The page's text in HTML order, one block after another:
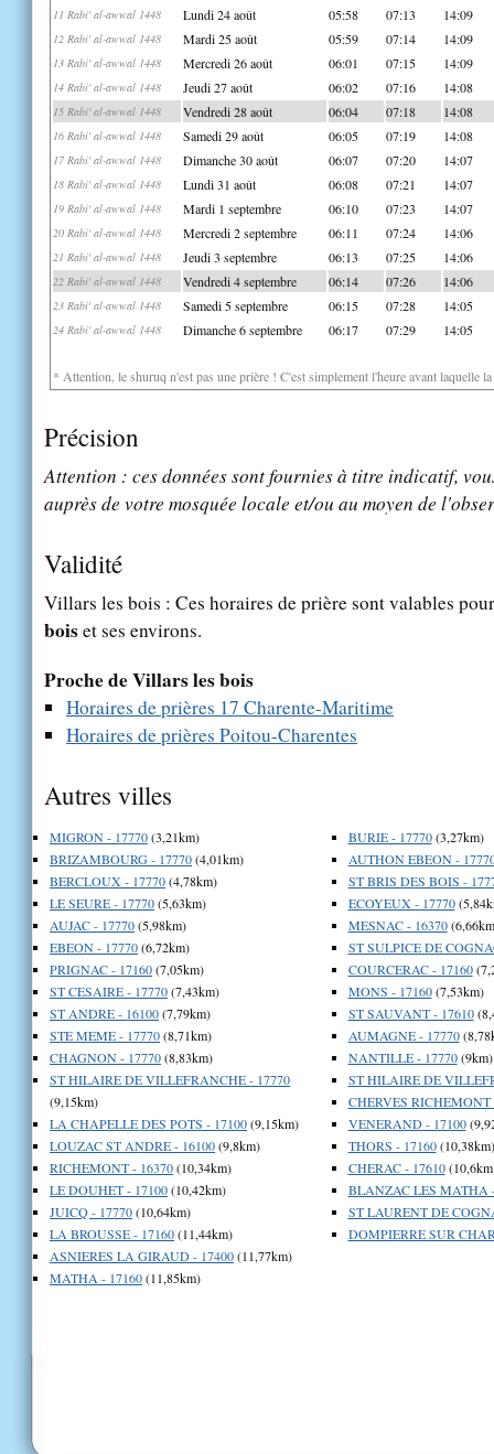
11 Rabi' al-awwal 1448 Lundi 24 août 05:58 07:13 14:09
12 Rabi' al-awwal 1448 Mardi 25 août 05:59 07:14 14:09
13 Rabi' al-awwal 1448 Mercredi 26 août 06:01 07:15 14:09
14 Rabi' al-awwal 1448 Jeudi 27 août 06:02 07:16 14:08
15 Rabi' al-awwal 1448 Vendredi 28 août 06:04 07:18 14:08
16 Rabi' al-awwal 1448 Samedi 29 août 06:05 07:19 14:08
17 Rabi' al-awwal 1448 Dimanche 30 août 06:07 07:20 14:07
18 Rabi' al-awwal 1448 Lundi 31 août 06:08 07:21 14:07
19 Rabi' al-awwal 1448 Mardi 1 septembre 06:10 07:23 14:07
20 Rabi' al-awwal 1448 Mercredi 2 septembre 06:11 07:24 14:06
21 Rabi' al-awwal 1448 Jeudi 3 septembre 06:13 07:25 14:06
22 Rabi' al-awwal 1448 Vendredi 4 septembre 06:14 07:26 14:06
23 Rabi' al-awwal 1448 Samedi 5 septembre 06:15 07:28 14:05
24 Rabi' al-awwal 1448 Dimanche 6 septembre 06:17 07:29 14:05
* Attention, le shuruq n'est pas une prière ! C'est simplement l'heure avant laquelle
Précision
Attention : ces données sont fournies à titre indicatif,
auprès de votre mosquée locale et/ou au moyen de
Validité
Villars les bois : Ces horaires de prière sont valables
boiset ses environs.
Proche de Villars les bois
Horaires de prières 17 Charente-Maritime
Horaires de prières Poitou-Charentes
Autres villes
MIGRON - 17770(3,21km)
BRIZAMBOURG - 17770(4,01km)
BERCLOUX - 17770(4,78km)
LE SEURE - 17770(5,63km)
AUJAC - 17770(5,98km)
EBEON - 17770(6,72km)
PRIGNAC - 17160(7,05km)
ST CESAIRE - 17770(7,43km)
ST ANDRE - 16100(7,79km)
STE MEME - 17770(8,71km)
CHAGNON - 17770(8,83km)
ST HILAIRE DE VILLEFRANCHE - 17770
(9,15km)
LA CHAPELLE DES POTS - 17100(9,15km)
LOUZAC ST ANDRE - 16100(9,8km)
RICHEMONT - 16370(10,34km)
LE DOUHET - 17100(10,42km)
JUICQ - 17770(10,64km)
LA BROUSSE - 17160(11,44km)
ASNIERES LA GIRAUD - 17400(11,77km)
MATHA - 17160(11,85km)
BURIE - 17770(3,27km)
AUTHON EBEON -
ST BRIS DES BOIS -
ECOYEUX - 17770
MESNAC - 16370
ST SULPICE DE
COURCERAC - 17160
MONS - 17160(7,53km)
ST SAUVANT - 17610
AUMAGNE - 17770
NANTILLE - 17770(9km)
ST HILAIRE DE
CHERVES RICHEMONT
VENERAND - 17100
THORS - 17160(10,38km)
CHERAC - 17610
BLANZAC LES MATHA
ST LAURENT DE
DOMPIERRE SUR